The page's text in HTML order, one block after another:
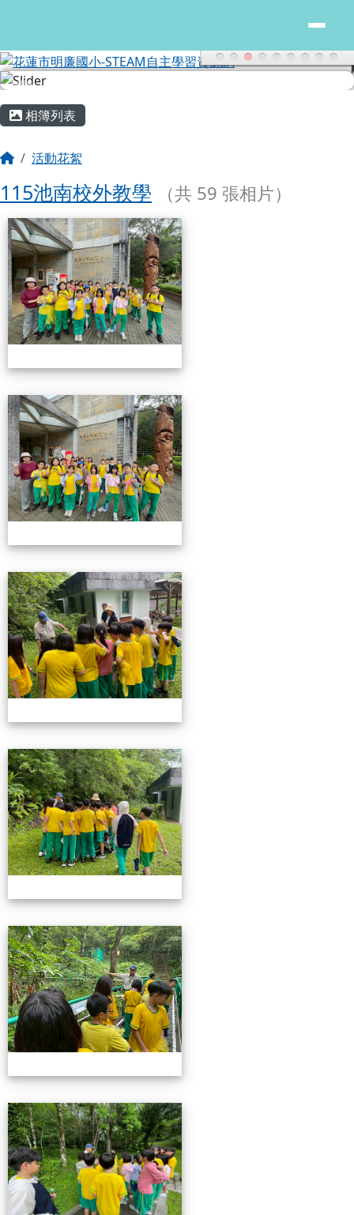
主內容區域
相簿列表
回首頁活動花絮
115池南校外教學 （共 59 張相片）
相簿列表 115池南校外教學
115池南校外教學
115池南校外教學
115池南校外教學
115池南校外教學
115池南校外教學
頁尾區域